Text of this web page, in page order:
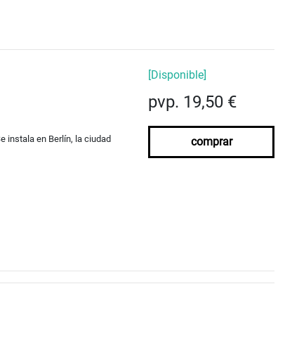
instala en Berlín, la ciudad
[Disponible]
pvp. 19,50 €
comprar